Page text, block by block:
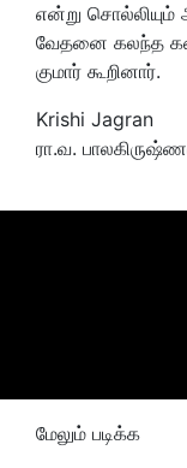
என்று சொல்லியும்
வேதனை கலந்த
குமார் கூறினார்.
Krishi Jagran
ரா.வ.
மேலும் படிக்க